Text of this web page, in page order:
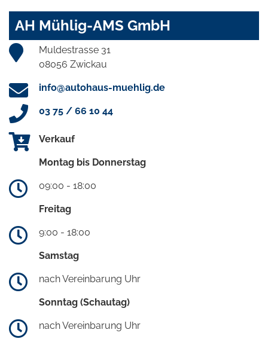
AH Mühlig-AMS GmbH
Muldestrasse 31
08056 Zwickau
info@autohaus-muehlig.de
03 75 / 66 10 44
Verkauf
Montag bis Donnerstag
09:00 - 18:00
Freitag
9:00 - 18:00
Samstag
nach Vereinbarung Uhr
Sonntag (Schautag)
nach Vereinbarung Uhr